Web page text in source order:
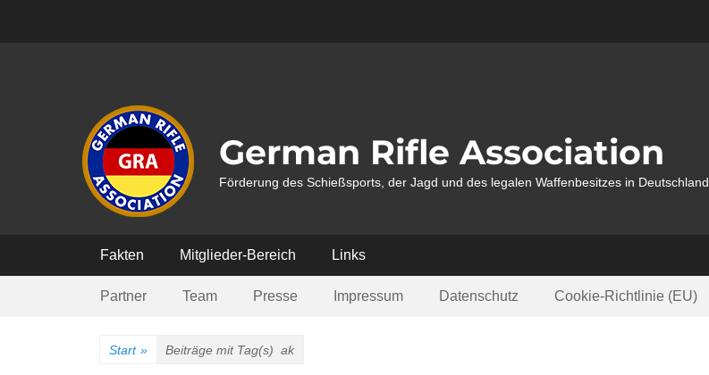
German Rifle Association
Förderung des Schießsports, der Jagd und des legalen Waffenbesitzes in Deutschland
Hauptmenü
Fakten Mitglieder-Bereich Links
Submenü
Partner Team Presse Impressum Datenschutz Cookie-Richtlinie (EU)
Start » Beiträge mit Tag(s) ak